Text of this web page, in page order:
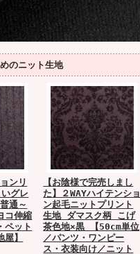
のニット生地
ンリ
グレ
通～
コ伸縮
ペット
】
【お陰様で完売しまし
た】２WAYハイテンショ
ン起毛ニットプリント
生地 ダマスク柄 こげ
茶色地×黒 【50cm単位
／パンツ・ワンピー
ス・衣装向け／ニット